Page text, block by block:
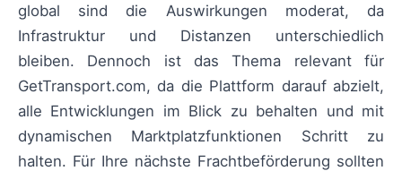
global sind die Auswirkungen moderat, da
Infrastruktur und Distanzen unterschiedlich
bleiben. Dennoch ist das Thema relevant für
GetTransport.com, da die Plattform darauf abzielt,
alle Entwicklungen im Blick zu behalten und mit
dynamischen Marktplatzfunktionen Schritt zu
halten. Für Ihre nächste Frachtbeförderung sollten